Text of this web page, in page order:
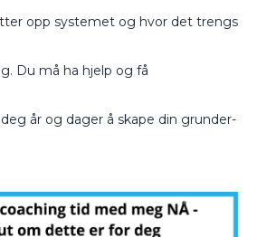
opp systemet og hvor det trengs
Du må ha hjelp og få
år og dager å skape din grunder-